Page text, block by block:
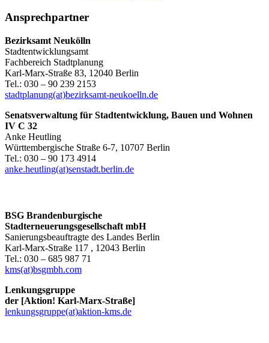
Ansprechpartner
Bezirksamt Neukölln
Stadtentwicklungsamt
Fachbereich Stadtplanung
Karl-Marx-Straße 83, 12040 Berlin
Tel.: 030 – 90 239 2153
stadtplanung(at)bezirksamt-neukoelln.de
Senatsverwaltung für Stadtentwicklung, Bauen und Wohnen
IV C 32
Anke Heutling
Württembergische Straße 6-7, 10707 Berlin
Tel.: 030 – 90 173 4914
anke.heutling(at)senstadt.berlin.de
BSG Brandenburgische
Stadterneuerungsgesellschaft mbH
Sanierungsbeauftragte des Landes Berlin
Karl-Marx-Straße 117 , 12043 Berlin
Tel.: 030 – 685 987 71
kms(at)bsgmbh.com
Lenkungsgruppe
der [Aktion! Karl-Marx-Straße]
lenkungsgruppe(at)aktion-kms.de